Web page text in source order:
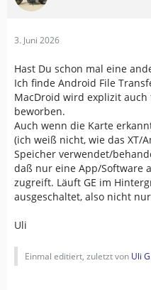
3. Juni 2026
Hast Du schon mal eine
Ich finde Android File
MacDroid wird explizit
beworben.
Auch wenn die Karte
(ich weiß nicht, wie das XT/
Speicher verwendet/
daß nur eine App/Software
zugreift. Läuft GE im
ausgeschaltet, also nicht
Uli
Einmal editiert, zuletzt von Uli